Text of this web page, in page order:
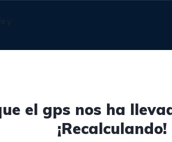
el gps nos ha
¡Recalculando!